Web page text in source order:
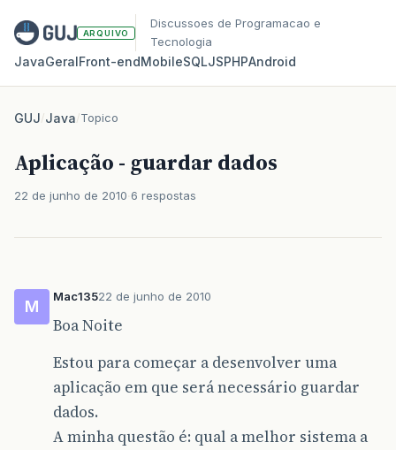
ARQUIVO
Discussoes de Programacao e
Tecnologia
JavaGeralFront‑endMobileSQLJSPHPAndroid
GUJ/Java/Topico
Aplicação - guardar dados
22 de junho de 2010 6 respostas
M
Mac13522 de junho de 2010
Boa Noite
Estou para começar a desenvolver uma
aplicação em que será necessário guardar
dados.
A minha questão é: qual a melhor sistema a